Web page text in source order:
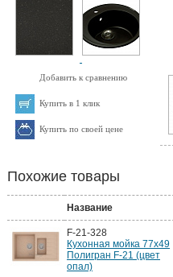
Добавить к сравнению
Купить в 1 клик
Купить по своей цене
Похожие товары
Название
F-21-328
Кухонная мойка 77х49
Полигран F-21 (цвет
опал)